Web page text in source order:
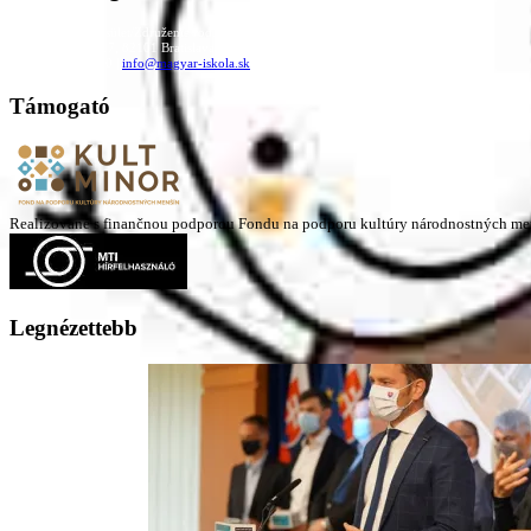
Családi Kör Egyesület/Združenie rod. kruhov
Medzilaborecká 17, 82101 Bratislava
info@magyar-iskola.sk
Támogató
Realizované s finančnou podporou Fondu na podporu kultúry národnostných
Legnézettebb